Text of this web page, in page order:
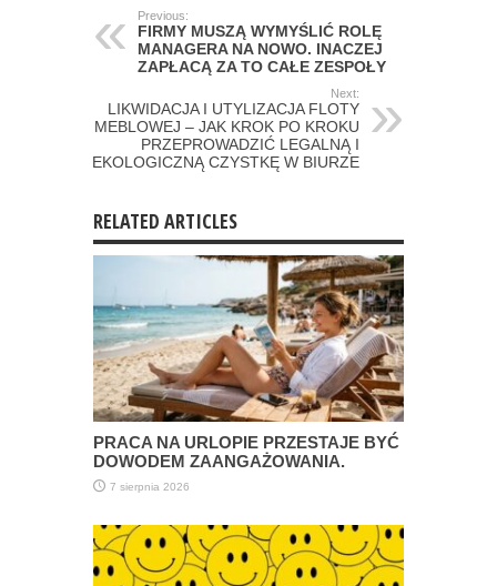
Previous:
FIRMY MUSZĄ WYMYŚLIĆ ROLĘ
MANAGERA NA NOWO. INACZEJ
ZAPŁACĄ ZA TO CAŁE ZESPOŁY
Next:
LIKWIDACJA I UTYLIZACJA FLOTY
MEBLOWEJ – JAK KROK PO KROKU
PRZEPROWADZIĆ LEGALNĄ I
EKOLOGICZNĄ CZYSTKĘ W BIURZE
RELATED ARTICLES
PRACA NA URLOPIE PRZESTAJE BYĆ
DOWODEM ZAANGAŻOWANIA.
7 sierpnia 2026